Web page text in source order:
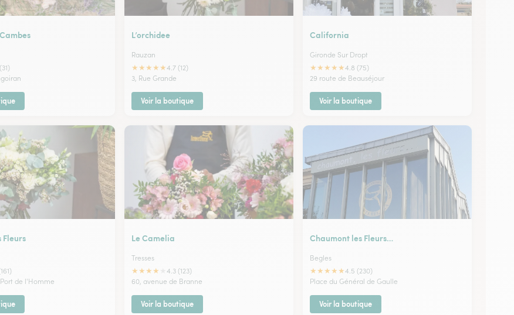
L’orchidee
Rauzan
★★★★★4.7 (12)
3, Rue Grande
Voir la boutique
California
Gironde Sur Dropt
★★★★★4.8 (75)
29 route de Beauséjour
Voir la boutique
Fleurs
de l'Homme
Le Camelia
Tresses
★★★★
4.3 (123)
60, avenue de Branne
Voir la boutique
Chaumont les Fleurs…
Begles
★★★★★4.5 (230)
Place du Général de Gaulle
Voir la boutique